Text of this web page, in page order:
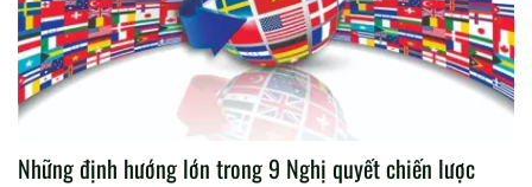
Những định hướng lớn trong 9 Nghị quyết chiến lược